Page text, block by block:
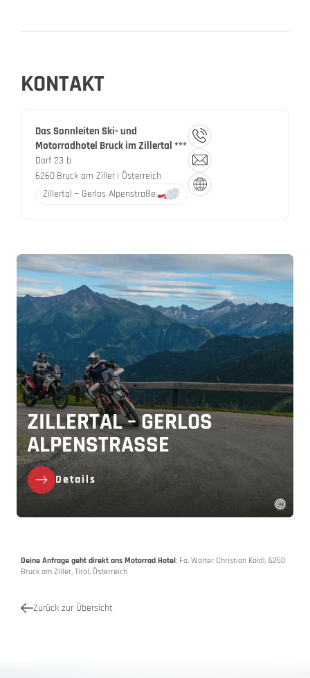
KONTAKT
Das Sonnleiten Ski- und
Motorradhotel Bruck im Zillertal ***
Dorf 23 b
6260 Bruck am Ziller | Österreich
Zillertal – Gerlos Alpenstraße
ZILLERTAL – GERLOS
ALPENSTRASSE
Details
Deine Anfrage geht direkt ans Motorrad Hotel: Fa. Walter Christian Koidl, 6260
Bruck am Ziller, Tirol, Österreich
Zurück zur Übersicht